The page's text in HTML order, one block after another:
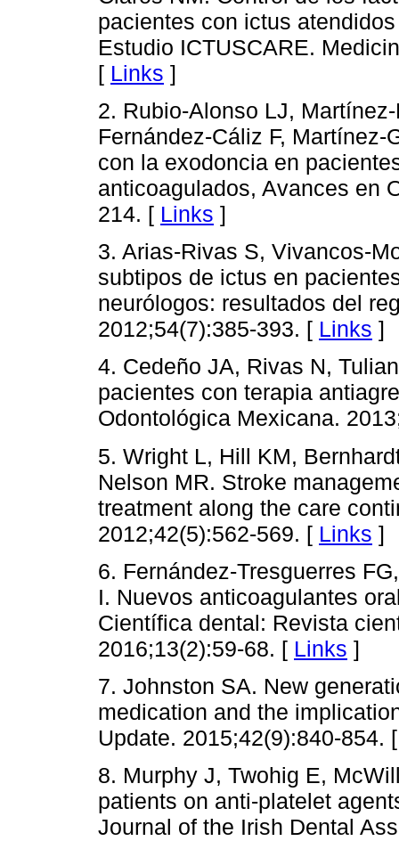
pacientes con ictus
Estudio ICTUSCARE.
[ Links ]
2. Rubio-Alonso LJ,
Fernández-Cáliz F,
con la exodoncia en
anticoagulados, Avances en
214. [ Links ]
3. Arias-Rivas S, Vivancos-
subtipos de ictus en
neurólogos: resultados del
2012;54(7):385-393. [ Links ]
4. Cedeño JA, Rivas N,
pacientes con terapia
Odontológica Mexicana.
5. Wright L, Hill KM,
Nelson MR. Stroke
treatment along the care
2012;42(5):562-569. [ Links ]
6. Fernández-Tresguerres
I. Nuevos anticoagulantes
Científica dental: Revista
2016;13(2):59-68. [ Links ]
7. Johnston SA. New
medication and the
Update. 2015;42(9):840-854.
8. Murphy J, Twohig E,
patients on anti-platelet
Journal of the Irish Dental